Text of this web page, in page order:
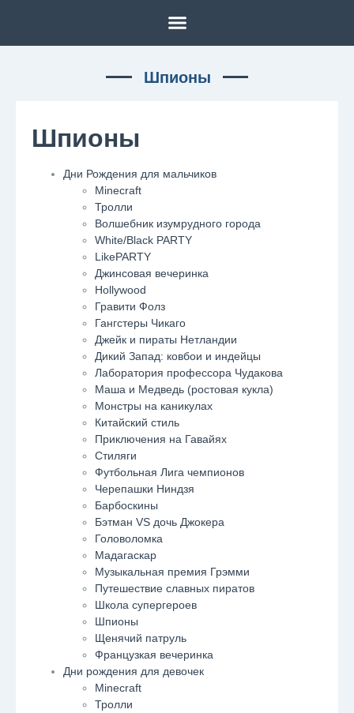
Шпионы
Шпионы
Дни Рождения для мальчиков
Minecraft
Тролли
Волшебник изумрудного города
White/Black PARTY
LikePARTY
Джинсовая вечеринка
Hollywood
Гравити Фолз
Гангстеры Чикаго
Джейк и пираты Нетландии
Дикий Запад: ковбои и индейцы
Лаборатория профессора Чудакова
Маша и Медведь (ростовая кукла)
Монстры на каникулах
Китайский стиль
Приключения на Гавайях
Стиляги
Футбольная Лига чемпионов
Черепашки Ниндзя
Барбоскины
Бэтман VS дочь Джокера
Головоломка
Мадагаскар
Музыкальная премия Грэмми
Путешествие славных пиратов
Школа супергероев
Шпионы
Щенячий патруль
Французкая вечеринка
Дни рождения для девочек
Minecraft
Тролли